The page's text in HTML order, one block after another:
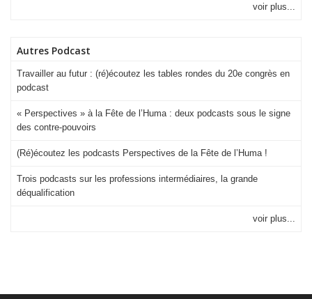
voir plus...
Autres Podcast
Travailler au futur : (ré)écoutez les tables rondes du 20e congrès en
podcast
« Perspectives » à la Fête de l’Huma : deux podcasts sous le signe
des contre-pouvoirs
(Ré)écoutez les podcasts Perspectives de la Fête de l’Huma !
Trois podcasts sur les professions intermédiaires, la grande
déqualification
voir plus...